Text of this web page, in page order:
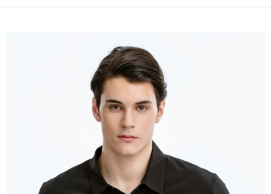
【「AFTEE先享後付」結帳流程】
１．於結帳方式選擇「AFTEE先享後付」後，將跳轉至「AFTEE先享後付」
結帳頁面，進行簡訊認證並確認金額後，即可完成結帳。
２．訂單成立數日內，您將收到繳費通知簡訊。
３．收到繳費通知簡訊後14天內，點擊此簡訊中的連結，可透過四大超商／
ATM／網路銀行／等多元方式進行付款，方視為交易完成。
※ 請注意：結帳手續完成當下不需立刻繳費，但若您需要取消訂單，請聯絡
購買商品的店家。未經商家同意取消之訂單仍視為有效，需透過AFTEE先享
※ 交易是否成功請以「AFTEE先享後付 」之結帳頁面顯示為準，若有關於
是否繳費成功／繳費後需取消欲退款等相關疑問，請聯繫「AFTEE先享後付
客戶支援中心」
https://netprotections.freshdesk.com/support/home
每筆NT$100，滿NT$699(含以上)免運費
每筆NT$80，滿NT$800(含以上)免運費
每筆NT$100，滿NT$699(含以上)免運費
7-11取貨付款
每筆NT$80，滿NT$800(含以上)免運費